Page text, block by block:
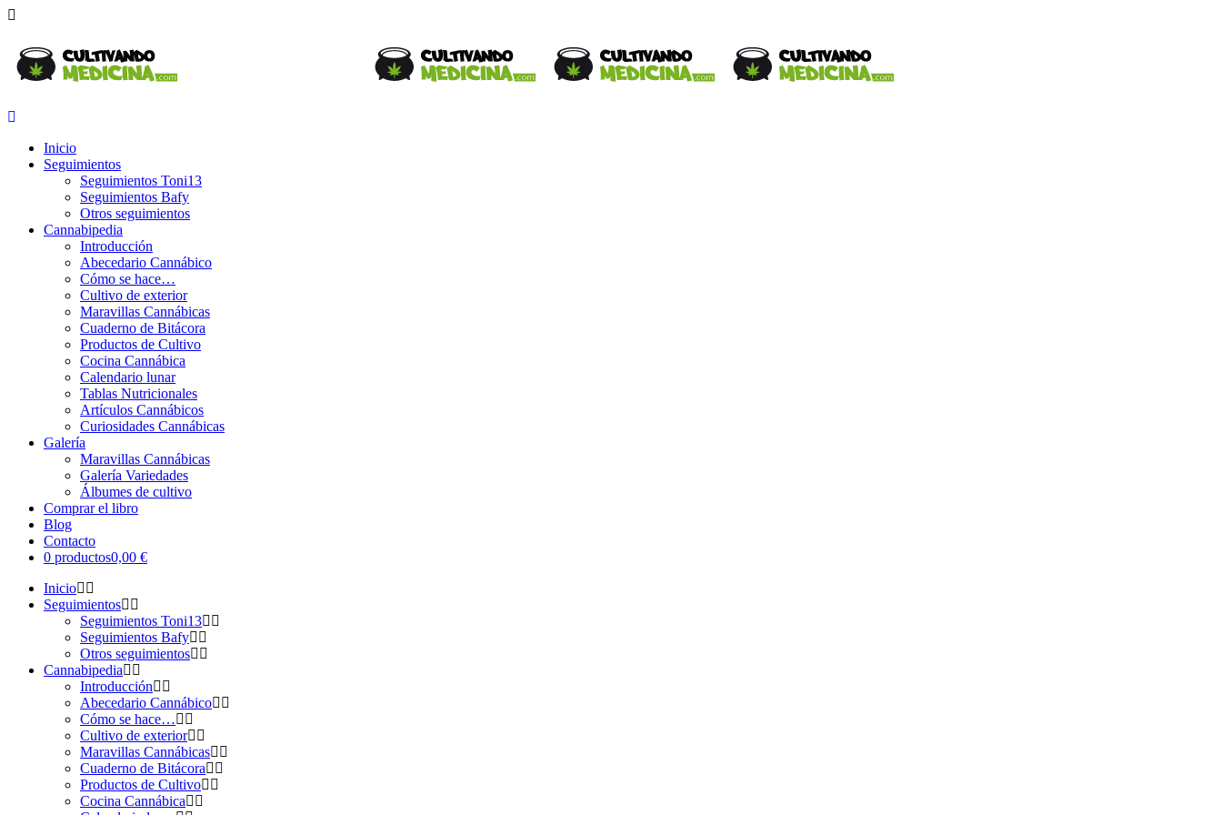
Inicio
Seguimientos
Seguimientos Toni13
Seguimientos Bafy
Otros seguimientos
Cannabipedia
Introducción
Abecedario Cannábico
Cómo se hace…
Cultivo de exterior
Maravillas Cannábicas
Cuaderno de Bitácora
Productos de Cultivo
Cocina Cannábica
Calendario lunar
Tablas Nutricionales
Artículos Cannábicos
Curiosidades Cannábicas
Galería
Maravillas Cannábicas
Galería Variedades
Álbumes de cultivo
Comprar el libro
Blog
Contacto
0 productos0,00 €
Inicio
Seguimientos
Seguimientos Toni13
Seguimientos Bafy
Otros seguimientos
Cannabipedia
Introducción
Abecedario Cannábico
Cómo se hace…
Cultivo de exterior
Maravillas Cannábicas
Cuaderno de Bitácora
Productos de Cultivo
Cocina Cannábica